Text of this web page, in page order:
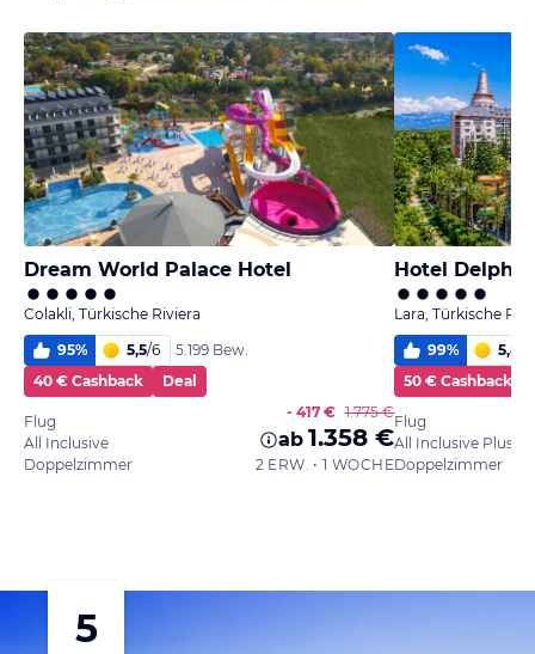
Dream World Palace Hotel
Colakli, Türkische Riviera
95% 5,5/6
5.199 Bew.
40 € Cashback
Deal
Flug
All Inclusive
Doppelzimmer
- 417 € 1.775 €
ab 1.358 €
2 ERW. • 1 WOCHE
Hotel
Lara, Türkische
99% 5,8
50 € Cashback
Flug
All Inclusive Plus
Doppelzimmer
5